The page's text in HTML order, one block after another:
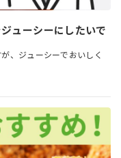
ューシーにしたいで
、ジューシーでおいしく